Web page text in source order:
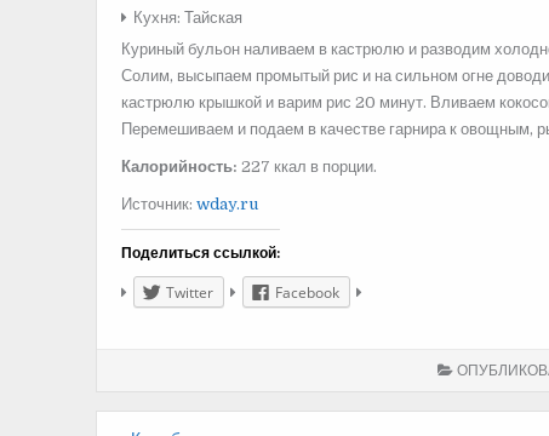
Кухня: Тайская
Куриный бульон наливаем в кастрюлю и разводим
Солим, высыпаем промытый рис и на сильном огне
кастрюлю крышкой и варим рис 20 минут. Вливаем
Перемешиваем и подаем в качестве гарнира к
Калорийность: 227 ккал в порции.
Источник: wday.ru
Поделиться ссылкой:
Twitter Facebook